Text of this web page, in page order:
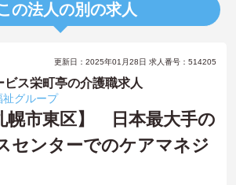
の法人の別の求人
更新日：2025年01月28日 求人番号：514205
ス栄町亭の介護職求人
グループ
幌市東区】 日本最大手の
センターでのケアマネジ